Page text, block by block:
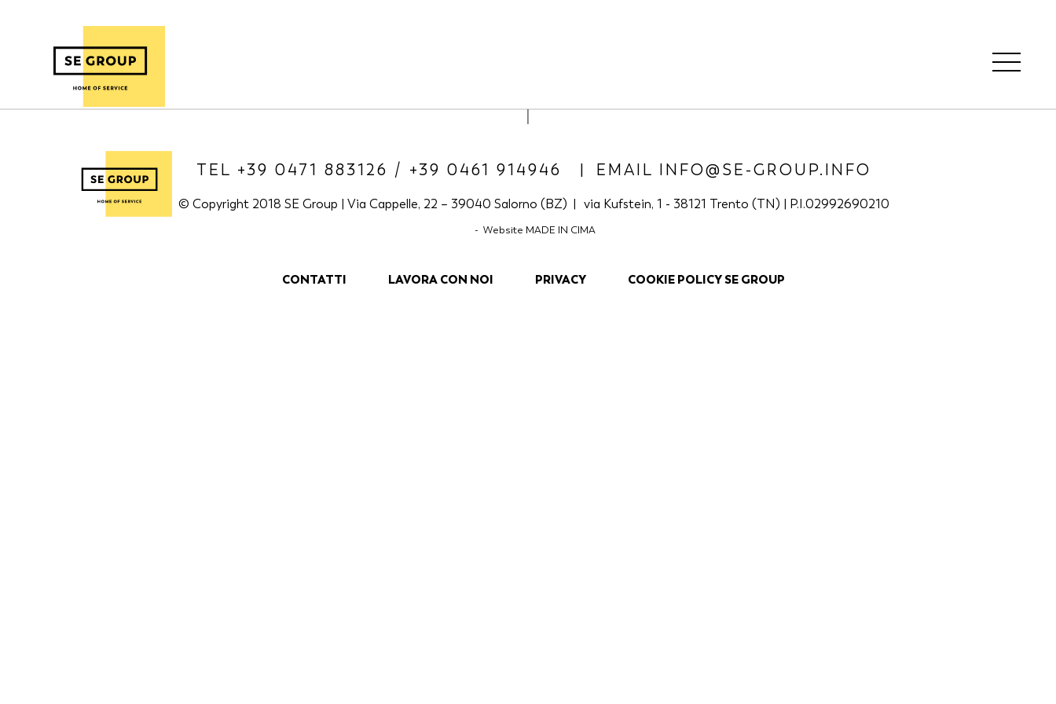
TEL +39 0471 883126 / +39 0461 914946 EMAIL INFO@SE-GROUP.INFO
© Copyright 2018 SE Group | Via Cappelle, 22 – 39040 Salorno (BZ) via Kufstein, 1 - 38121 Trento (TN) | P.I.02992690210
Website MADE IN CIMA
CONTATTI LAVORA CON NOI PRIVACY COOKIE POLICY SE GROUP